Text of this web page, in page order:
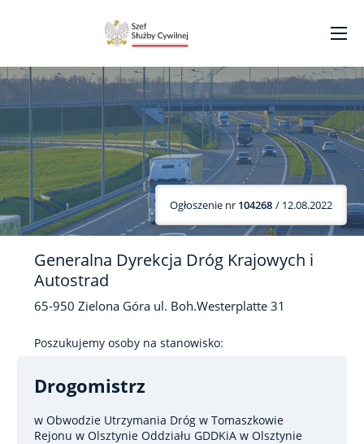
Ogłoszenie nr 104268 / 12.08.2022
Generalna Dyrekcja Dróg Krajowych i
Autostrad
65-950 Zielona Góra ul. Boh.Westerplatte 31
Poszukujemy osoby na stanowisko:
Drogomistrz
w Obwodzie Utrzymania Dróg w Tomaszkowie
Rejonu w Olsztynie Oddziału GDDKiA w Olsztynie